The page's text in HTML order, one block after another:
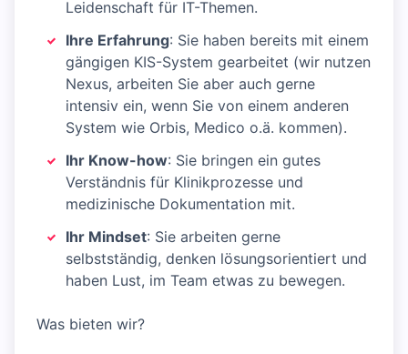
Leidenschaft für IT-Themen.
Ihre Erfahrung: Sie haben bereits mit einem
gängigen KIS-System gearbeitet (wir nutzen
Nexus, arbeiten Sie aber auch gerne
intensiv ein, wenn Sie von einem anderen
System wie Orbis, Medico o.ä. kommen).
Ihr Know-how: Sie bringen ein gutes
Verständnis für Klinikprozesse und
medizinische Dokumentation mit.
Ihr Mindset: Sie arbeiten gerne
selbstständig, denken lösungsorientiert und
haben Lust, im Team etwas zu bewegen.
Was bieten wir?